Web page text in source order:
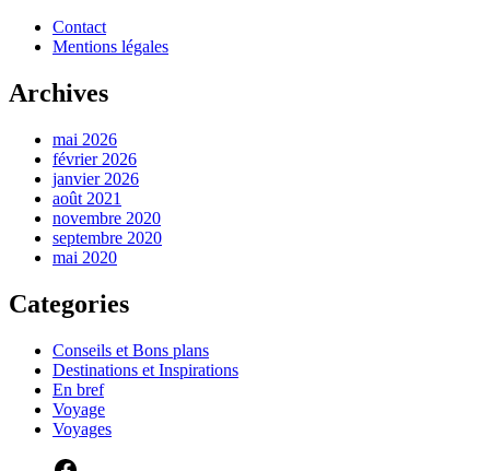
Contact
Mentions légales
Archives
mai 2026
février 2026
janvier 2026
août 2021
novembre 2020
septembre 2020
mai 2020
Categories
Conseils et Bons plans
Destinations et Inspirations
En bref
Voyage
Voyages